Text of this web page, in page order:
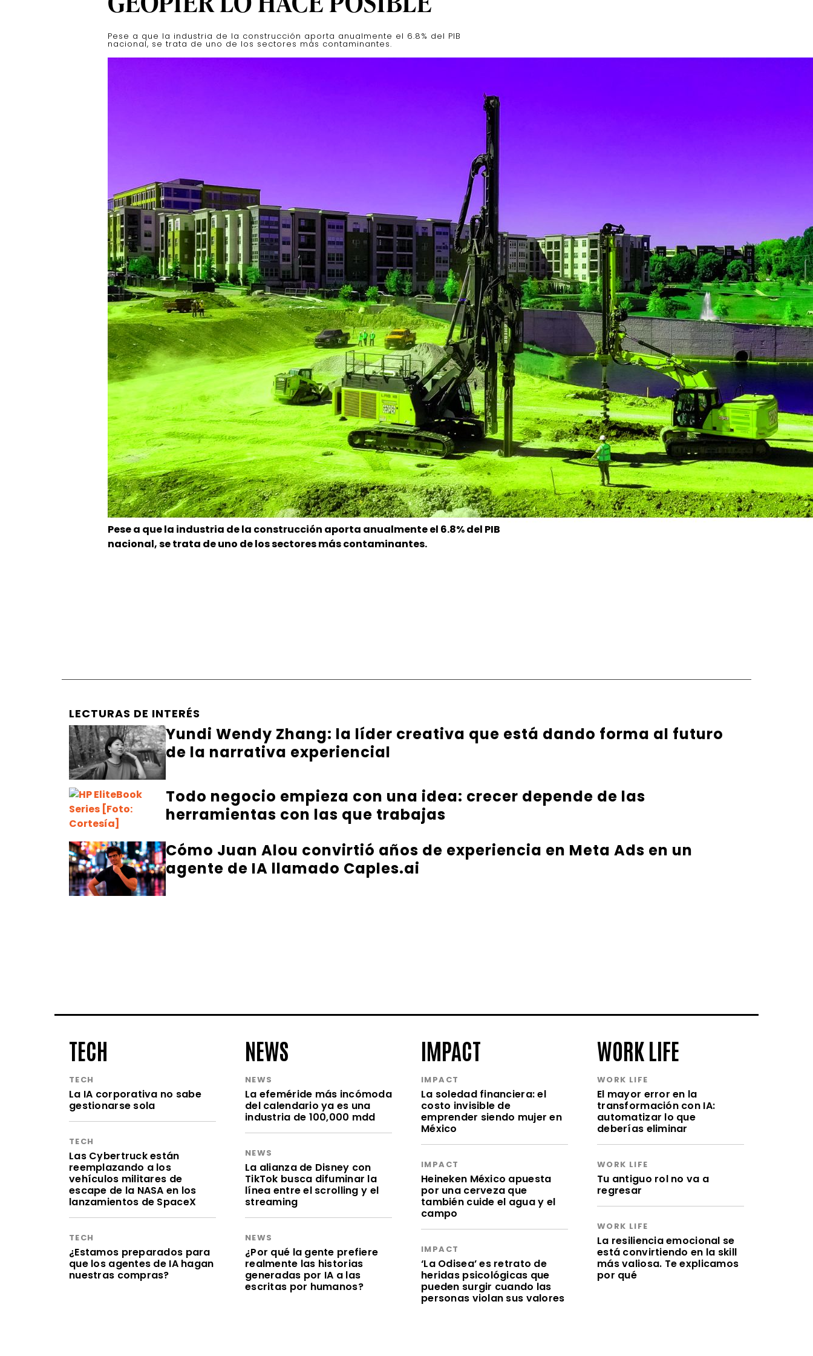
Pese a que la industria de la construcción aporta anualmente el 6.8% del PIB
nacional, se trata de uno de los sectores más contaminantes.
Pese a que la industria de la construcción aporta anualmente el 6.8% del PIB
nacional, se trata de uno de los sectores más contaminantes.
LECTURAS DE INTERÉS
Yundi Wendy Zhang: la líder creativa que está dando forma al futuro
de la narrativa experiencial
Todo negocio empieza con una idea: crecer depende de las
herramientas con las que trabajas
Cómo Juan Alou convirtió años de experiencia en Meta Ads en un
agente de IA llamado Caples.ai
TECH
TECH
La IA corporativa no sabe
gestionarse sola
TECH
Las Cybertruck están
reemplazando a los
vehículos militares de
escape de la NASA en los
lanzamientos de SpaceX
TECH
¿Estamos preparados para
que los agentes de IA hagan
nuestras compras?
NEWS
NEWS
La efeméride más incómoda
del calendario ya es una
industria de 100,000 mdd
NEWS
La alianza de Disney con
TikTok busca difuminar la
línea entre el scrolling y el
streaming
NEWS
¿Por qué la gente prefiere
realmente las historias
generadas por IA a las
escritas por humanos?
IMPACT
IMPACT
La soledad financiera: el
costo invisible de
emprender siendo mujer en
México
IMPACT
Heineken México apuesta
por una cerveza que
también cuide el agua y el
campo
IMPACT
‘La Odisea’ es retrato de
heridas psicológicas que
pueden surgir cuando las
personas violan sus valores
WORK LIFE
WORK LIFE
El mayor error en la
transformación con IA:
automatizar lo que
deberías eliminar
WORK LIFE
Tu antiguo rol no va a
regresar
WORK LIFE
La resiliencia emocional se
está convirtiendo en la skill
más valiosa. Te explicamos
por qué